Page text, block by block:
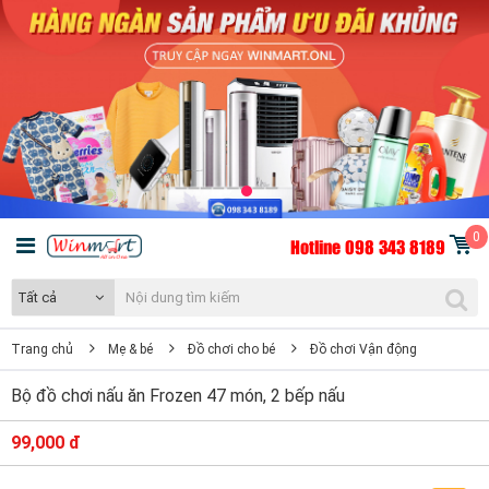
Hotline 098 343 8189 0
Tất cả
Trang chủ Mẹ & bé Đồ chơi cho bé Đồ chơi Vận động
Bộ đồ chơi nấu ăn Frozen 47 món, 2 bếp nấu
99,000 đ